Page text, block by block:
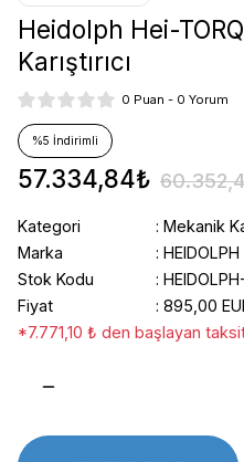
Heidolph Hei-
Karıştırıcı
0 Puan - 0 Yorum
%5 İndirimli
57.334,84₺
Kategori
Mekanik
Marka
HEIDOLPH
Stok Kodu
Fiyat
895,00
*7.771,10 ₺ den başlayan